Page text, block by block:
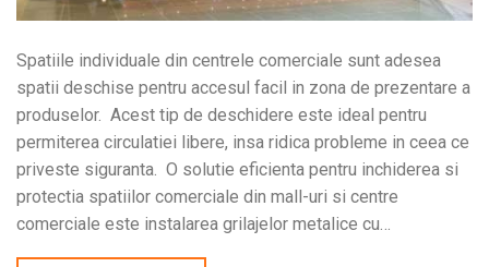
Spatiile individuale din centrele comerciale sunt adesea
spatii deschise pentru accesul facil in zona de prezentare a
produselor. Acest tip de deschidere este ideal pentru
permiterea circulatiei libere, insa ridica probleme in ceea ce
priveste siguranta. O solutie eficienta pentru inchiderea si
protectia spatiilor comerciale din mall-uri si centre
comerciale este instalarea grilajelor metalice cu…